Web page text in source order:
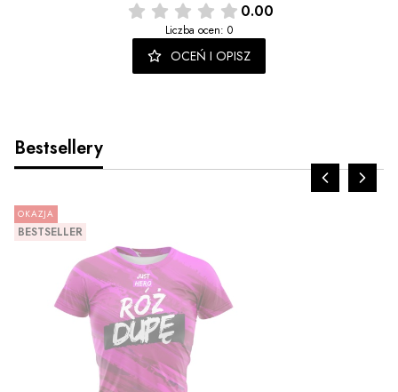
0.00
Liczba ocen: 0
OCEŃ I OPISZ
Bestsellery
OKAZJA
BESTSELLER